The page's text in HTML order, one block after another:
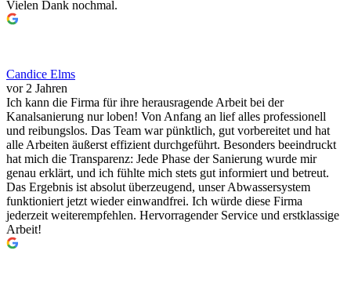
Vielen Dank nochmal.
Candice Elms
vor 2 Jahren
Ich kann die Firma für ihre herausragende Arbeit bei der
Kanalsanierung nur loben! Von Anfang an lief alles professionell
und reibungslos. Das Team war pünktlich, gut vorbereitet und hat
alle Arbeiten äußerst effizient durchgeführt. Besonders beeindruckt
hat mich die Transparenz: Jede Phase der Sanierung wurde mir
genau erklärt, und ich fühlte mich stets gut informiert und betreut.
Das Ergebnis ist absolut überzeugend, unser Abwassersystem
funktioniert jetzt wieder einwandfrei. Ich würde diese Firma
jederzeit weiterempfehlen. Hervorragender Service und erstklassige
Arbeit!